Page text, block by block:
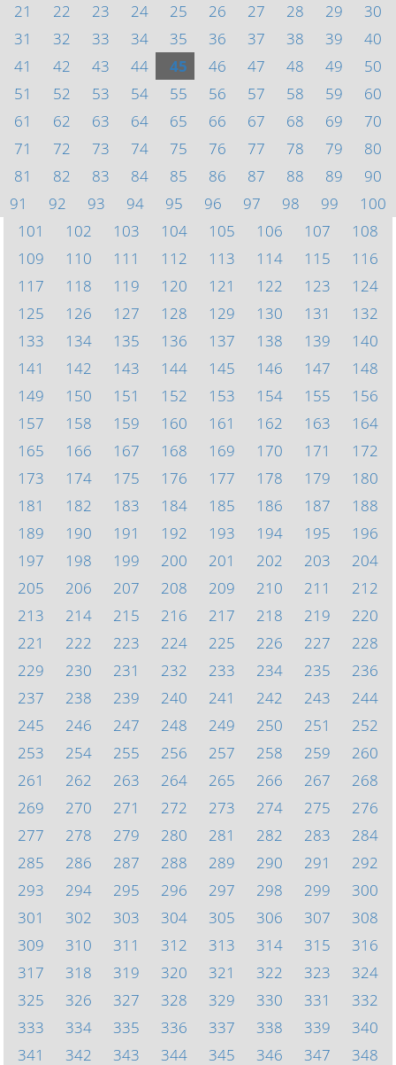
21
22 23 24 25 26 27 28 29
30
31
32 33 34 35 36 37 38 39
40
41
42 43 44 45 46 47 48 49
50
51
52 53 54 55 56 57 58 59
60
61
62 63 64 65 66 67 68 69
70
71
72 73 74 75 76 77 78 79
80
81
82 83 84 85 86 87 88 89
90
91
92 93 94 95 96 97 98 99
100
101
102 103 104 105 106 107
108
109
110 111 112 113 114 115
116
117
118 119 120 121 122 123
124
125
126 127 128 129 130 131
132
133
134 135 136 137 138 139
140
141
142 143 144 145 146 147
148
149
150 151 152 153 154 155
156
157
158 159 160 161 162 163
164
165
166 167 168 169 170 171
172
173
174 175 176 177 178 179
180
181
182 183 184 185 186 187
188
189
190 191 192 193 194 195
196
197
198 199 200 201 202 203
204
205
206 207 208 209 210 211
212
213
214 215 216 217 218 219
220
221
222 223 224 225 226 227
228
229
230 231 232 233 234 235
236
237
238 239 240 241 242 243
244
245
246 247 248 249 250 251
252
253
254 255 256 257 258 259
260
261
262 263 264 265 266 267
268
269
270 271 272 273 274 275
276
277
278 279 280 281 282 283
284
285
286 287 288 289 290 291
292
293
294 295 296 297 298 299
300
301
302 303 304 305 306 307
308
309
310 311 312 313 314 315
316
317
318 319 320 321 322 323
324
325
326 327 328 329 330 331
332
333
334 335 336 337 338 339
340
341
342 343 344 345 346 347 348